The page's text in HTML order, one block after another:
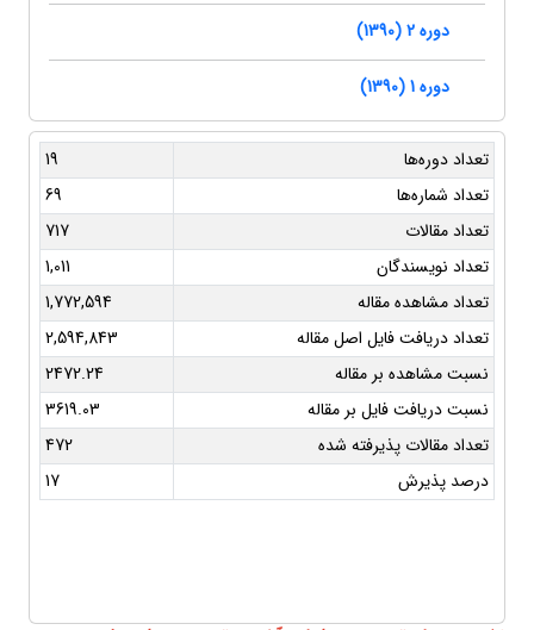
دوره 2 (1390)
دوره 1 (1390)
تعداد دوره‌ها
19
تعداد شماره‌ها
69
تعداد مقالات
717
تعداد نویسندگان
1,011
تعداد مشاهده مقاله
1,772,594
تعداد دریافت فایل اصل مقاله
2,594,843
نسبت مشاهده بر مقاله
2472.24
نسبت دریافت فایل بر مقاله
3619.03
تعداد مقالات پذیرفته شده
472
درصد پذیرش
17